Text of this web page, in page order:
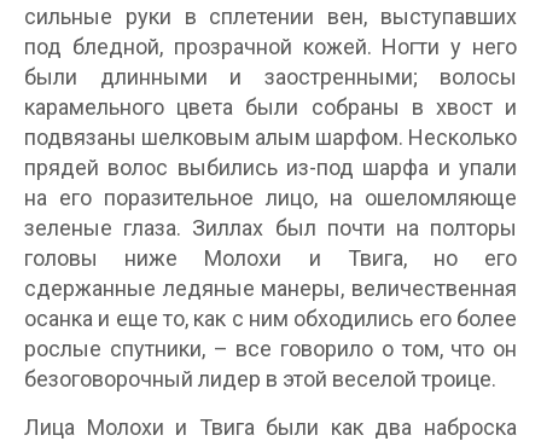
сильные руки в сплетении вен, выступавших
под бледной, прозрачной кожей. Ногти у него
были длинными и заостренными; волосы
карамельного цвета были собраны в хвост и
подвязаны шелковым алым шарфом. Несколько
прядей волос выбились из-под шарфа и упали
на его поразительное лицо, на ошеломляюще
зеленые глаза. Зиллах был почти на полторы
головы ниже Молохи и Твига, но его
сдержанные ледяные манеры, величественная
осанка и еще то, как с ним обходились его более
рослые спутники, – все говорило о том, что он
безоговорочный лидер в этой веселой троице.
Лица Молохи и Твига были как два наброска